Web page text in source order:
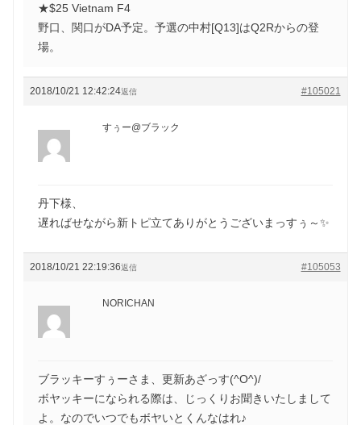
★$25 Vietnam F4
野口、関口がDA予定。予選の中村[Q13]はQ2Rからの登
場。
2018/10/21 12:42:24 #105021
返信
すぅー@ブラック
丹下様、
遅ればせながら新トピ立てありがとうございまっすぅ～✨
2018/10/21 22:19:36 #105053
返信
NORICHAN
ブラッキーすぅーさま、更新あざっす(^O^)/
ボヤッキーになられる際は、じっくりお聞きいたしまして
よ。なのでいつでもボヤいとくんなはれ♪